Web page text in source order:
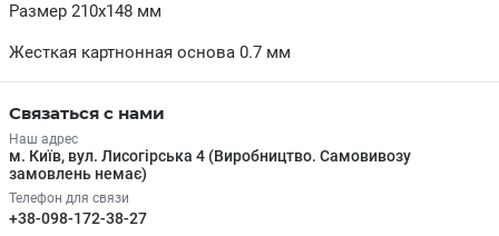
Размер 210х148 мм
Жесткая картнонная основа 0.7 мм
Связаться с нами
Наш адрес
м. Київ, вул. Лисогірська 4 (Виробництво. Самовивозу
замовлень немає)
Телефон для связи
+38-098-172-38-27